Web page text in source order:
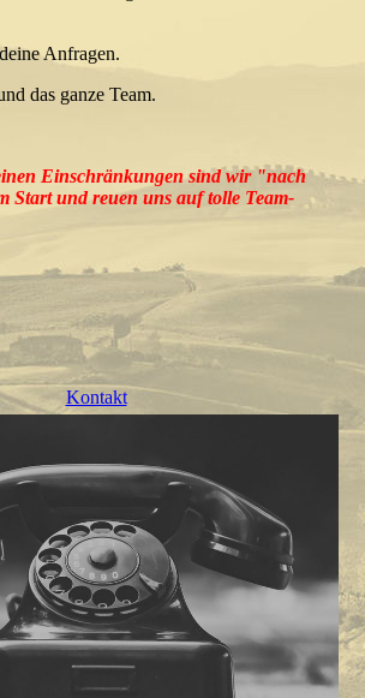
Anfragen.
das ganze Team.
Einschränkungen sind wir "nach
Start und reuen uns auf tolle Team-
Kontakt